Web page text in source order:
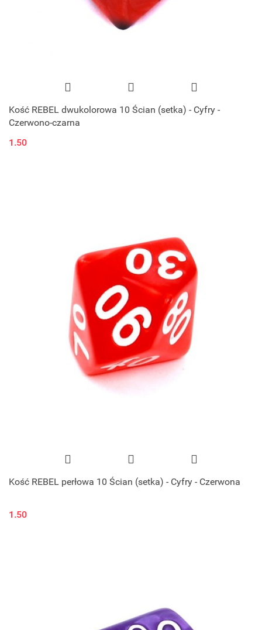
Kość REBEL dwukolorowa 10 Ścian (setka) - Cyfry -
Czerwono-czarna
1.50
Kość REBEL perłowa 10 Ścian (setka) - Cyfry - Czerwona
1.50